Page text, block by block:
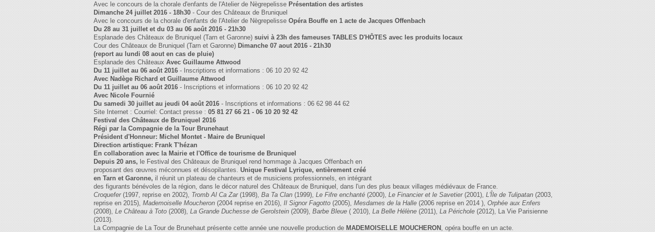
Avec le concours de la chorale d'enfants de l'Atelier de Nègrepelisse Présentation des artistes
Dimanche 24 juillet 2016 - 18h30 - Cour des Châteaux de Bruniquel
Avec le concours de la chorale d'enfants de l'Atelier de Nègrepelisse Opéra Bouffe en 1 acte de Jacques Offenbach
Du 28 au 31 juillet et du 03 au 06 août 2016 - 21h30
Esplanade des Châteaux de Bruniquel (Tarn et Garonne) suivi à 23h des fameuses TABLES D'HÔTES avec les produits locaux
Cour des Châteaux de Bruniquel (Tarn et Garonne) Dimanche 07 aout 2016 - 21h30
(report au lundi 08 aout en cas de pluie)
Esplanade des Châteaux Avec Guillaume Attwood
Du 11 juillet au 06 août 2016 - Inscriptions et informations : 06 10 20 92 42
Avec Nadège Richard et Guillaume Attwood
Du 11 juillet au 06 août 2016 - Inscriptions et informations : 06 10 20 92 42
Avec Nicole Fournié
Du samedi 30 juillet au jeudi 04 août 2016 - Inscriptions et informations : 06 62 98 44 62
Site Internet : Courriel: Contact presse : 05 81 27 66 21 - 06 10 20 92 42
Festival des Châteaux de Bruniquel 2016
Régi par la Compagnie de la Tour Brunehaut
Président d'Honneur: Michel Montet - Maire de Bruniquel
Direction artistique: Frank T'hézan
En collaboration avec la Mairie et l'Office de tourisme de Bruniquel
Depuis 20 ans, le Festival des Châteaux de Bruniquel rend hommage à Jacques Offenbach en
proposant des œuvres méconnues et désopilantes. Unique Festival Lyrique, entièrement créé
en Tarn et Garonne, il réunit un plateau de chanteurs et de musiciens professionnels, en intégrant
des figurants bénévoles de la région, dans le décor naturel des Châteaux de Bruniquel, dans l'un des plus beaux villages médiévaux de France.
Croquefer (1997, reprise en 2002), Tromb Al Ca Zar(1998), Ba Ta Clan (1999), Le Fifre enchanté (2000), Le Financier et le Savetier(2001), L'Île de Tulipatan (2003,
reprise en 2015), Mademoiselle Moucheron (2004 reprise en 2016), Il Signor Fagotto (2005), Mesdames de la Halle (2006 reprise en 2014 ), Orphée aux Enfers
(2008), Le Château à Toto (2008), La Grande Duchesse de Gerolstein (2009), Barbe Bleue ( 2010), La Belle Hélène (2011), La Périchole (2012), La Vie Parisienne
(2013).
La Compagnie de La Tour de Brunehaut présente cette année une nouvelle production de MADEMOISELLE MOUCHERON , opéra bouffe en un acte.